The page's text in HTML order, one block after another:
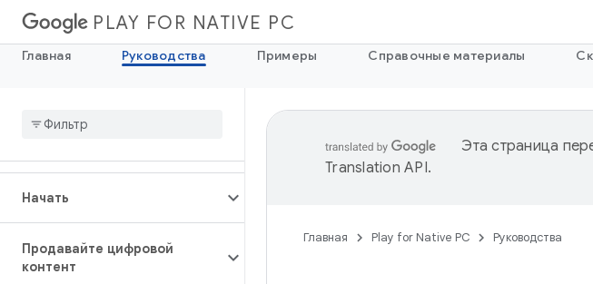
PLAY FOR NATIVE PC
Главная Руководства Примеры Справочные материалы
Начать
Продавайте цифровой
контент
Эта страница
Translation API.
Главная Play for Native PC Руководства